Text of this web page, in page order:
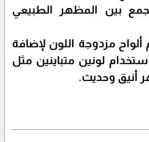
تجمع بين المظهر الطبيعي
مزدوجة اللون لإضافة
لونين متباينين مثل
أنيق وحديث.